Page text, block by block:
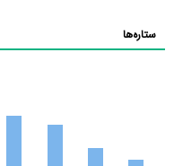
ستاره‌ها